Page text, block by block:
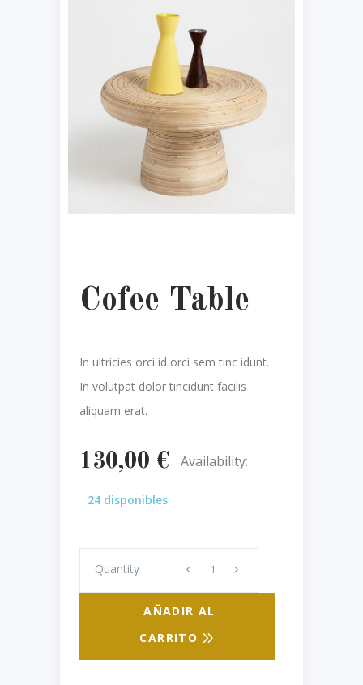
Cofee Table
In ultricies orci id orci sem tinc idunt.
In volutpat dolor tincidunt facilis
aliquam erat.
130,00 € Availability:
24 disponibles
Quantity
Quantity
AÑADIR AL
CARRITO